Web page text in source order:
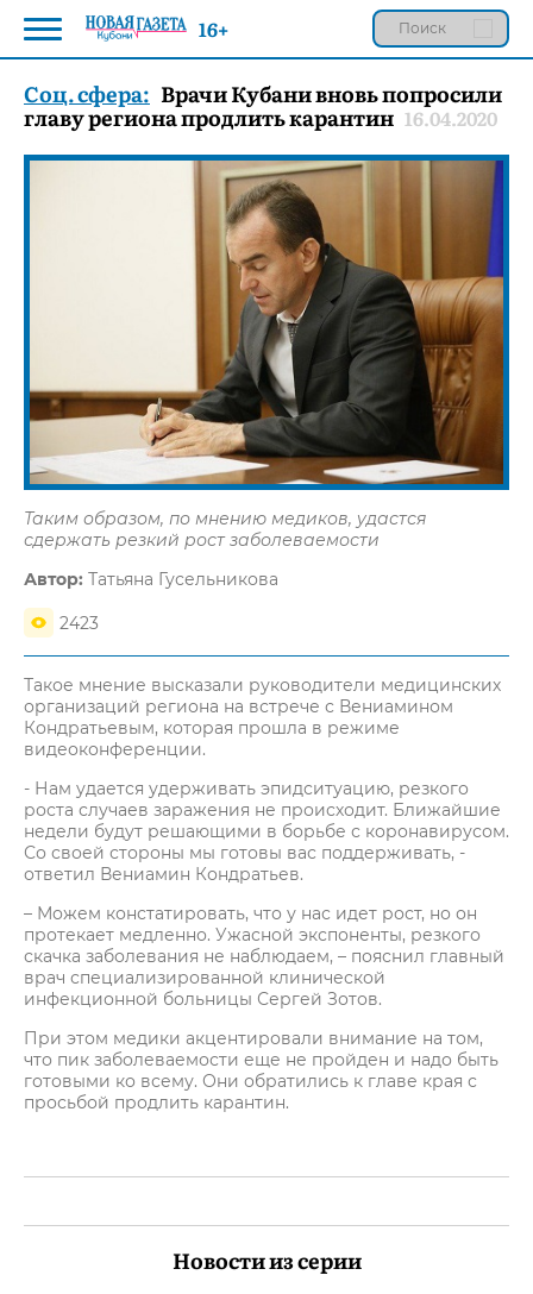
Соц. сфера: Врачи Кубани вновь попросили
главу региона продлить карантин 16.04.2020
Таким образом, по мнению медиков, удастся
сдержать резкий рост заболеваемости
Автор: Татьяна Гусельникова
2423
Такое мнение высказали руководители медицинских
организаций региона на встрече с Вениамином
Кондратьевым, которая прошла в режиме
видеоконференции.
- Нам удается удерживать эпидситуацию, резкого
роста случаев заражения не происходит. Ближайшие
недели будут решающими в борьбе с коронавирусом.
Со своей стороны мы готовы вас поддерживать, -
ответил Вениамин Кондратьев.
– Можем констатировать, что у нас идет рост, но он
протекает медленно. Ужасной экспоненты, резкого
скачка заболевания не наблюдаем, – пояснил главный
врач специализированной клинической
инфекционной больницы Сергей Зотов.
При этом медики акцентировали внимание на том,
что пик заболеваемости еще не пройден и надо быть
готовыми ко всему. Они обратились к главе края с
просьбой продлить карантин.
Новости из серии
16+